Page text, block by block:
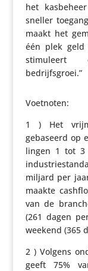
het
sneller
maakt het
één plek
stimu­leert
bedrijfsgroei.”
Voetnoten:
1 ) Het
gebaseerd op
lingen 1 tot 3
miljard per
maakte
van de
(261 dagen
weekend (365
2 ) Volgens
geeft 75%